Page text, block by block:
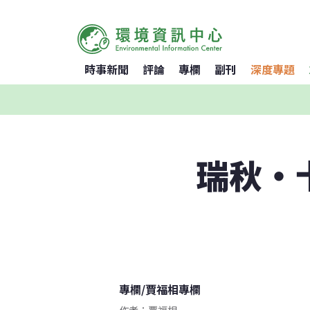
時事新聞 評論 專欄 副刊 深度專題
瑞秋‧
專欄/賈福相專欄